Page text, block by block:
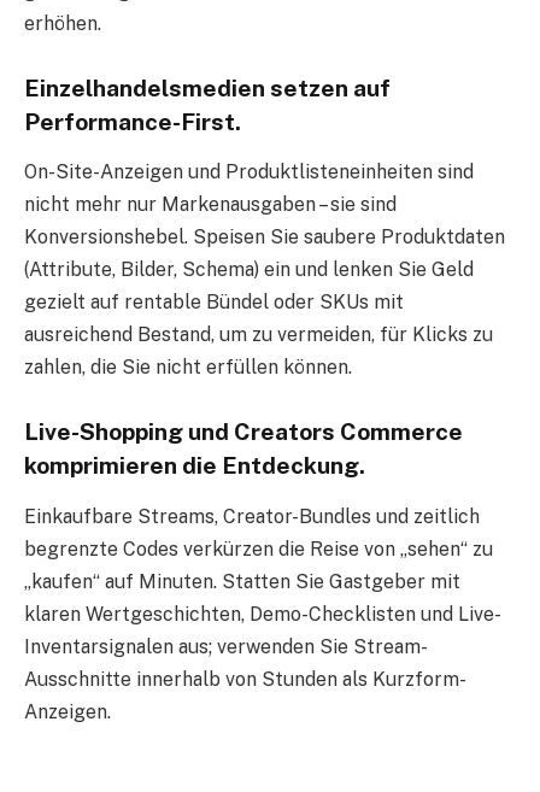
erhöhen.
Einzelhandelsmedien setzen auf
Performance-First.
On-Site-Anzeigen und Produktlisteneinheiten sind
nicht mehr nur Markenausgaben – sie sind
Konversionshebel. Speisen Sie saubere Produktdaten
(Attribute, Bilder, Schema) ein und lenken Sie Geld
gezielt auf rentable Bündel oder SKUs mit
ausreichend Bestand, um zu vermeiden, für Klicks zu
zahlen, die Sie nicht erfüllen können.
Live-Shopping und Creators Commerce
komprimieren die Entdeckung.
Einkaufbare Streams, Creator-Bundles und zeitlich
begrenzte Codes verkürzen die Reise von „sehen“ zu
„kaufen“ auf Minuten. Statten Sie Gastgeber mit
klaren Wertgeschichten, Demo-Checklisten und Live-
Inventarsignalen aus; verwenden Sie Stream-
Ausschnitte innerhalb von Stunden als Kurzform-
Anzeigen.